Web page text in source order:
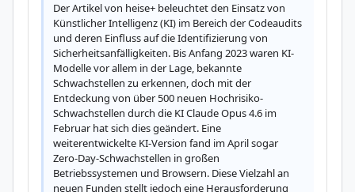
Der Artikel von heise+ beleuchtet den Einsatz von
Künstlicher Intelligenz (KI) im Bereich der Codeaudits
und deren Einfluss auf die Identifizierung von
Sicherheitsanfälligkeiten. Bis Anfang 2023 waren KI-
Modelle vor allem in der Lage, bekannte
Schwachstellen zu erkennen, doch mit der
Entdeckung von über 500 neuen Hochrisiko-
Schwachstellen durch die KI Claude Opus 4.6 im
Februar hat sich dies geändert. Eine
weiterentwickelte KI-Version fand im April sogar
Zero-Day-Schwachstellen in großen
Betriebssystemen und Browsern. Diese Vielzahl an
neuen Funden stellt jedoch eine Herausforderung